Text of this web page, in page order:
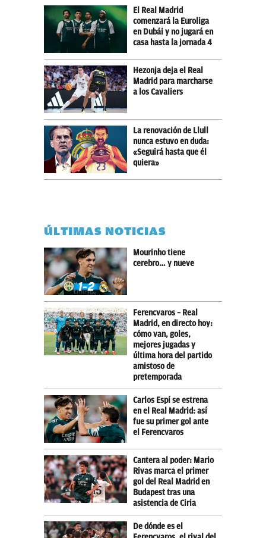
El Real Madrid
comenzará la Euroliga
en Dubái y no jugará en
casa hasta la jornada 4
Hezonja deja el Real
Madrid para marcharse
a los Cavaliers
La renovación de Llull
nunca estuvo en duda:
«Seguirá hasta que él
quiera»
ÚLTIMAS NOTICIAS
Mourinho tiene
cerebro… y nueve
Ferencvaros – Real
Madrid, en directo hoy:
cómo van, goles,
mejores jugadas y
última hora del partido
amistoso de
pretemporada
Carlos Espí se estrena
en el Real Madrid: así
fue su primer gol ante
el Ferencvaros
Cantera al poder: Mario
Rivas marca el primer
gol del Real Madrid en
Budapest tras una
asistencia de Ciria
De dónde es el